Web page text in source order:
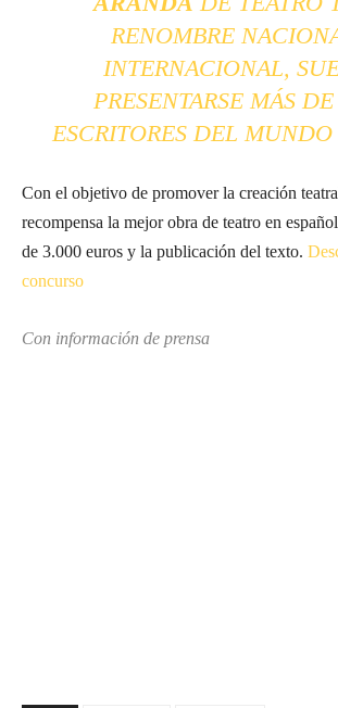
RENOMBRE
INTERNACIONAL,
PRESENTARSE MÁS
ESCRITORES DEL MUNDO
Con el objetivo de promover la creación
recompensa la mejor obra de teatro en
de 3.000 euros y la publicación del texto.
concurso
Con información de prensa